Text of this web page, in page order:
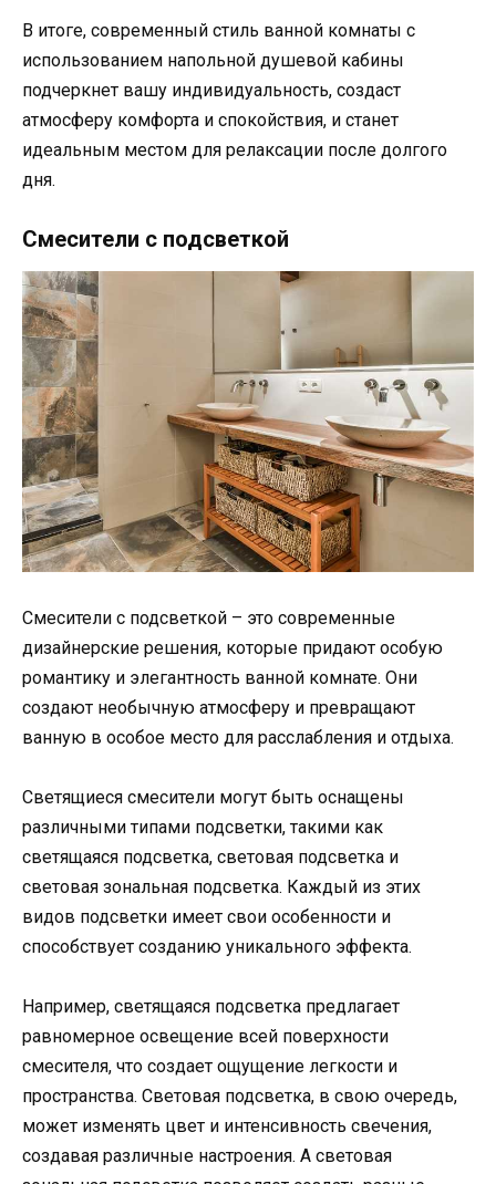
В итоге, современный стиль ванной комнаты с
использованием напольной душевой кабины
подчеркнет вашу индивидуальность, создаст
атмосферу комфорта и спокойствия, и станет
идеальным местом для релаксации после долгого
дня.
Смесители с подсветкой
Смесители с подсветкой – это современные
дизайнерские решения, которые придают особую
романтику и элегантность ванной комнате. Они
создают необычную атмосферу и превращают
ванную в особое место для расслабления и отдыха.
Светящиеся смесители могут быть оснащены
различными типами подсветки, такими как
светящаяся подсветка, световая подсветка и
световая зональная подсветка. Каждый из этих
видов подсветки имеет свои особенности и
способствует созданию уникального эффекта.
Например, светящаяся подсветка предлагает
равномерное освещение всей поверхности
смесителя, что создает ощущение легкости и
пространства. Световая подсветка, в свою очередь,
может изменять цвет и интенсивность свечения,
создавая различные настроения. А световая